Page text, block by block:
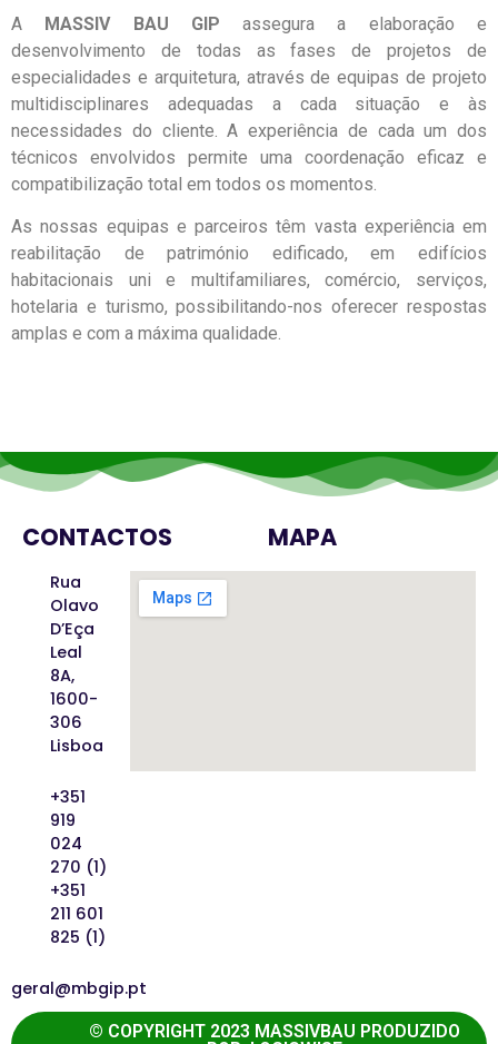
A MASSIV BAU GIP assegura a elaboração e
desenvolvimento de todas as fases de projetos de
especialidades e arquitetura, através de equipas de projeto
multidisciplinares adequadas a cada situação e às
necessidades do cliente. A experiência de cada um dos
técnicos envolvidos permite uma coordenação eficaz e
compatibilização total em todos os momentos.
As nossas equipas e parceiros têm vasta experiência em
reabilitação de património edificado, em edifícios
habitacionais uni e multifamiliares, comércio, serviços,
hotelaria e turismo, possibilitando-nos oferecer respostas
amplas e com a máxima qualidade.
CONTACTOS
Rua
Olavo
D’Eça
Leal
8A,
1600-
306
Lisboa
+351
919
024
270 (1)
+351
211 601
825 (1)
geral@mbgip.pt
MAPA
© COPYRIGHT 2023 MASSIVBAU PRODUZIDO